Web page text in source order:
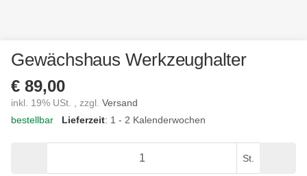
Gewächshaus Werkzeughalter
€ 89,00
inkl. 19% USt. , zzgl. Versand
bestellbar
Lieferzeit: 1 - 2 Kalenderwochen
St.